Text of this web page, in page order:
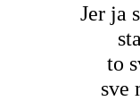
Jer ja
to
sve